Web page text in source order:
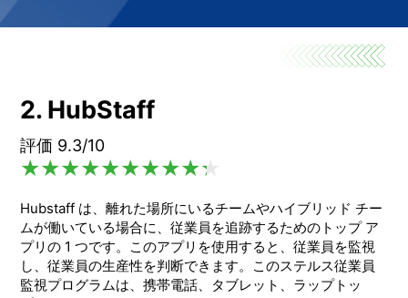
2. HubStaff
評価 9.3/10
Hubstaff は、離れた場所にいるチームやハイブリッド チー
ムが働いている場合に、従業員を追跡するためのトップ ア
プリの 1 つです。このアプリを使用すると、従業員を監視
し、従業員の生産性を判断できます。このステルス従業員
監視プログラムは、携帯電話、タブレット、ラップトッ